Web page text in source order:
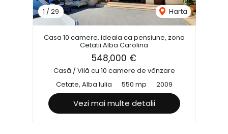
1 /29 Harta
Casa 10 camere, ideala ca pensiune, zona
Cetatii Alba Carolina
548,000 €
Casă / Vilă cu 10 camere de vânzare
Cetate, Alba Iulia
550 mp 2009
Vezi mai multe detalii